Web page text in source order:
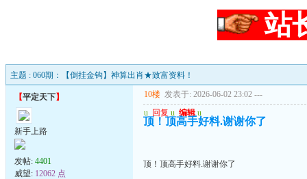
站
主题 : 060期：【倒挂金钩】神算出肖★致富资料！
【平定天下】
新手上路
发帖: 4401
威望: 12062 点
10楼 发表于: 2026-06-02 23:02 ---
u 回复 u 编辑 u
顶！顶高手好料.谢谢你了
顶！顶高手好料.谢谢你了